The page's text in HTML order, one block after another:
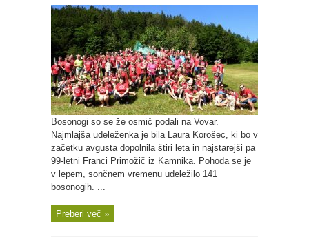
Bosonogi so se že osmič podali na Vovar.
Najmlajša udeleženka je bila Laura Korošec, ki bo v
začetku avgusta dopolnila štiri leta in najstarejši pa
99-letni Franci Primožič iz Kamnika. Pohoda se je
v lepem, sončnem vremenu udeležilo 141
bosonogih. ...
Preberi več »